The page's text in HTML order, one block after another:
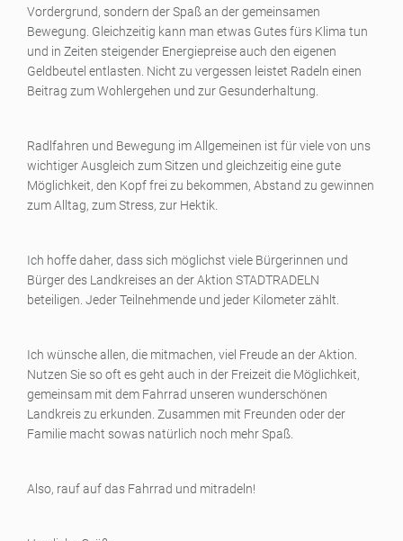
Vordergrund, sondern der Spaß an der gemeinsamen
Bewegung. Gleichzeitig kann man etwas Gutes fürs Klima tun
und in Zeiten steigender Energiepreise auch den eigenen
Geldbeutel entlasten. Nicht zu vergessen leistet Radeln einen
Beitrag zum Wohlergehen und zur Gesunderhaltung.
Radlfahren und Bewegung im Allgemeinen ist für viele von uns
wichtiger Ausgleich zum Sitzen und gleichzeitig eine gute
Möglichkeit, den Kopf frei zu bekommen, Abstand zu gewinnen
zum Alltag, zum Stress, zur Hektik.
Ich hoffe daher, dass sich möglichst viele Bürgerinnen und
Bürger des Landkreises an der Aktion STADTRADELN
beteiligen. Jeder Teilnehmende und jeder Kilometer zählt.
Ich wünsche allen, die mitmachen, viel Freude an der Aktion.
Nutzen Sie so oft es geht auch in der Freizeit die Möglichkeit,
gemeinsam mit dem Fahrrad unseren wunderschönen
Landkreis zu erkunden. Zusammen mit Freunden oder der
Familie macht sowas natürlich noch mehr Spaß.
Also, rauf auf das Fahrrad und mitradeln!